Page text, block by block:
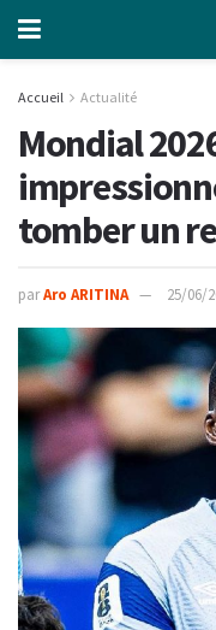
Accueil Actualité
Mondial
tomber un
parAro ARITINA 25/06/